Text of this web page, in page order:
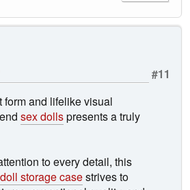
#11
form and lifelike visual
sex dollspresents a truly
to every detail, this
storage casestrives to